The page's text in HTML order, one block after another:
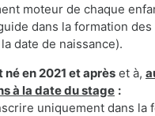
moteur de chaque
dans la formation
date de naissance).
en 2021 et après et à,
à la date du stage :
uniquement dans la